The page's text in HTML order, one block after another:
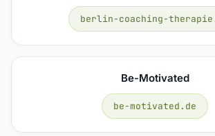
berlin-coaching-
Be-Motivated
be-motivated.de